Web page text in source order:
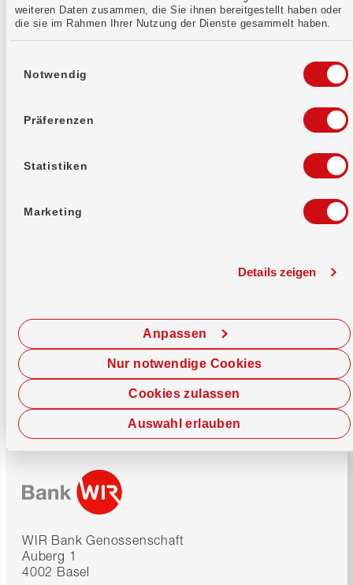
weiteren Daten zusammen, die Sie ihnen bereitgestellt haben oder
die sie im Rahmen Ihrer Nutzung der Dienste gesammelt haben.
Notwendig
Präferenzen
Statistiken
Marketing
Details zeigen
Cookies zulassen
Anpassen
Auswahl erlauben
Nur notwendige Cookies
Kontaktformular
Jetzt chatten
WIR Bank Genossenschaft
Auberg 1
4002 Basel